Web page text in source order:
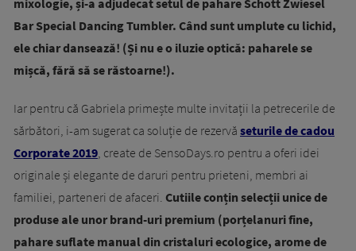
mixologie, și-a adjudecat setul de pahare Schott Zwiesel
Bar Special Dancing Tumbler. Când sunt umplute cu lichid,
ele chiar dansează! (Și nu e o iluzie optică: paharele se
mișcă, fără să se răstoarne!).
Iar pentru că Gabriela primește multe invitații la petrecerile de
sărbători, i-am sugerat ca soluție de rezervă seturile de cadou
Corporate 2019, create de SensoDays.ro pentru a oferi idei
originale și elegante de daruri pentru prieteni, membri ai
familiei, parteneri de afaceri. Cutiile conțin selecții unice de
produse ale unor brand-uri premium (porțelanuri fine,
pahare suflate manual din cristaluri ecologice, arome de